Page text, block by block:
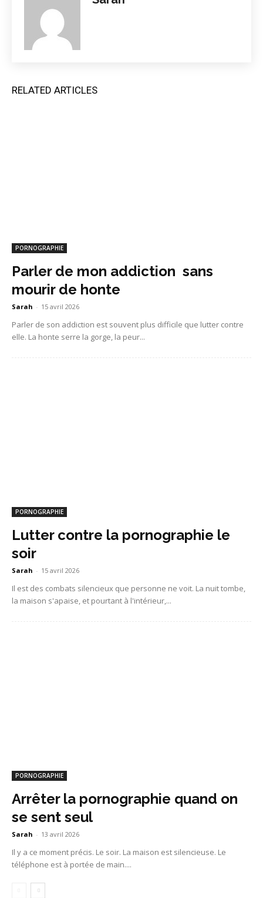
RELATED ARTICLES
PORNOGRAPHIE
Parler de mon addiction sans
mourir de honte
Sarah - 15 avril 2026
Parler de son addiction est souvent plus difficile que lutter contre
elle. La honte serre la gorge, la peur...
PORNOGRAPHIE
Lutter contre la pornographie le
soir
Sarah - 15 avril 2026
Il est des combats silencieux que personne ne voit. La nuit tombe,
la maison s'apaise, et pourtant à l'intérieur,...
PORNOGRAPHIE
Arrêter la pornographie quand on
se sent seul
Sarah - 13 avril 2026
Il y a ce moment précis. Le soir. La maison est silencieuse. Le
téléphone est à portée de main....